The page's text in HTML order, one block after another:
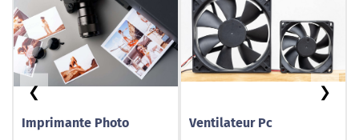
Imprimante Photo Ventilateur Pc
❮ ❯